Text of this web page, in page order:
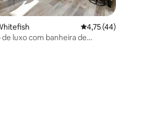
média de 5, 95 avaliações
4,75 de uma
4,75 (44)
de luxo com banheira de